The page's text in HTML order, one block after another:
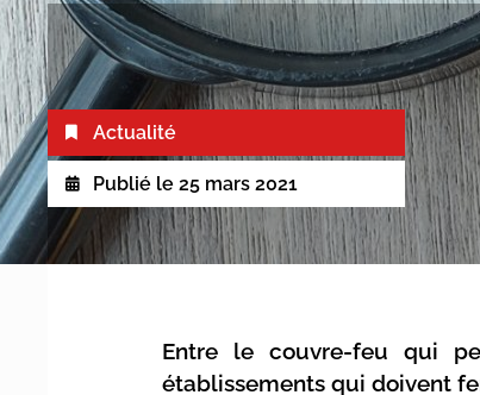
Actualité
Publié le 25 mars 2021
Entre le couvre-feu qui
établissements qui doivent